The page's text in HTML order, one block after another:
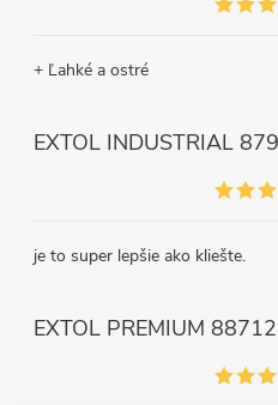
+ Ľahké a ostré
je to super lepšie ako kliešte.